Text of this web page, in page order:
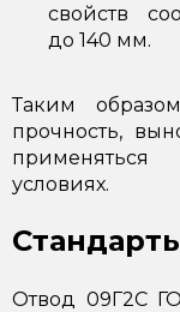
свойств
до 140 мм.
Таким
прочность,
применяться
условиях.
Отвод 09Г2С